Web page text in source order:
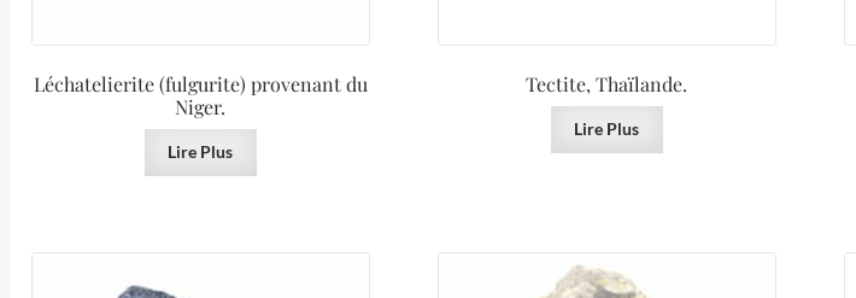
Léchatelierite (fulgurite) provenant du
Niger.
Lire Plus
Tectite, Thaïlande.
Lire Plus